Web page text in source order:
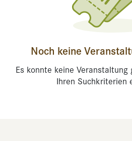
Noch keine
Es konnte keine Veranstaltung
Ihren Suchkriterien